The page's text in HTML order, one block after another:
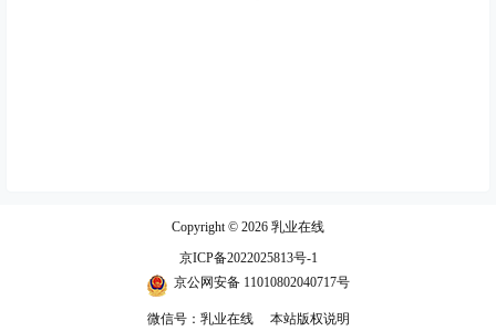
Copyright © 2026 乳业在线
京ICP备2022025813号-1
京公网安备 11010802040717号
微信号：乳业在线 本站版权说明